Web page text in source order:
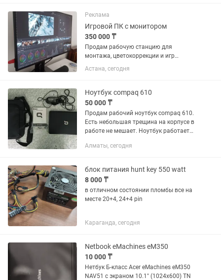
Конфигурация: •Процессор Apple M1...
Реклама
Игровой ПК с монитором
350 000 ₸
Продам рабочую станцию для
монтажа, цветокоррекции и игр
Использовалась для
профессионального монтажа
цветокоррекции в DaVinci Resolve и
работы в After...
Астана, сегодня
Ноутбук compaq 610
50 000 ₸
Продам рабочий ноутбук compaq 610.
Есть небольшая трещина на корпусе в
работе не мешает. Ноутбук работает
переустановлена, программы
Алматы, сегодня
блок питания hunt key 550 watt
8 000 ₸
в отличном состоянии пломбы все на
месте 20+4, 24+4 pin
Караганда, сегодня
Netbook eMachines eM350
10 000 ₸
Нетбук Б-класс Acer eMachines eM350
NAV51 с экраном 10.1" (1024x600) TN